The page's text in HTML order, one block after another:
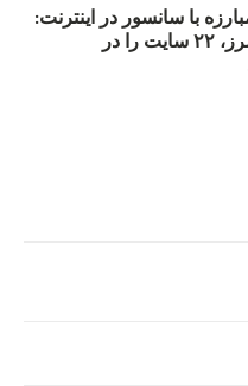
مبارزه با سانسور در اینترنت:
#آزادی هم‌آیند گزارشگران‌ بدون مرز، ۲۲ سایت را در